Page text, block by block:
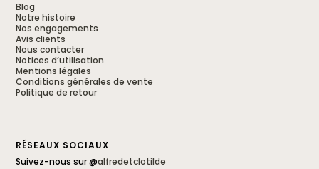
Blog
Notre histoire
Nos engagements
Avis clients
Nous contacter
Notices d’utilisation
Mentions légales
Conditions générales de vente
Politique de retour
RÉSEAUX SOCIAUX
Suivez-nous sur @alfredetclotilde